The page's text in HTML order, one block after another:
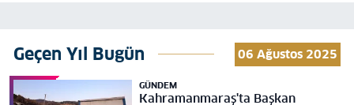
Geçen Yıl Bugün 06 Ağustos 2025
GÜNDEM
Kahramanmaraş'ta Başkan